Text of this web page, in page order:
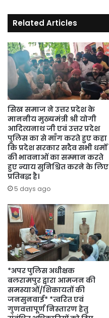
Related Articles
सिख समाज ने उत्तर प्रदेश के
माननीय मुख्यमंत्री श्री योगी
आदित्यनाथ जी एवं उत्तर प्रदेश
पुलिस का से माँग करते हुए कहा
कि प्रदेश सरकार सदैव सभी धर्मों
की भावनाओं का सम्मान करते
हुए न्याय सुनिश्चित करने के लिए
प्रतिबद्ध है।
5 days ago
*अपर पुलिस अधीक्षक
बलरामपुर द्वारा आमजन की
समस्याओं/शिकायतों की
जनसुनवाई* *त्वरित एवं
गुणवत्तापूर्ण निस्तारण हेतु